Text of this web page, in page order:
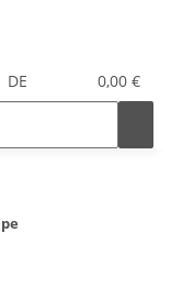
DE 0,00 €